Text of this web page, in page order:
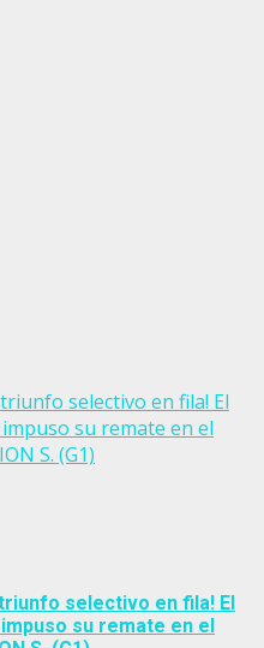
triunfo selectivo en fila! El
su remate en el
S. (G1)
triunfo selectivo en fila! El
impuso su remate en el